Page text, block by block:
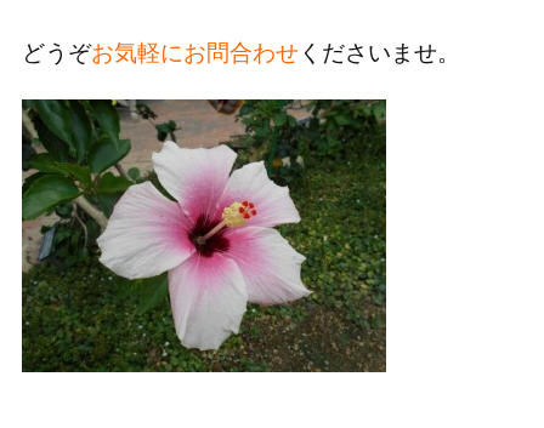
どうぞお気軽にお問合わせくださいませ。